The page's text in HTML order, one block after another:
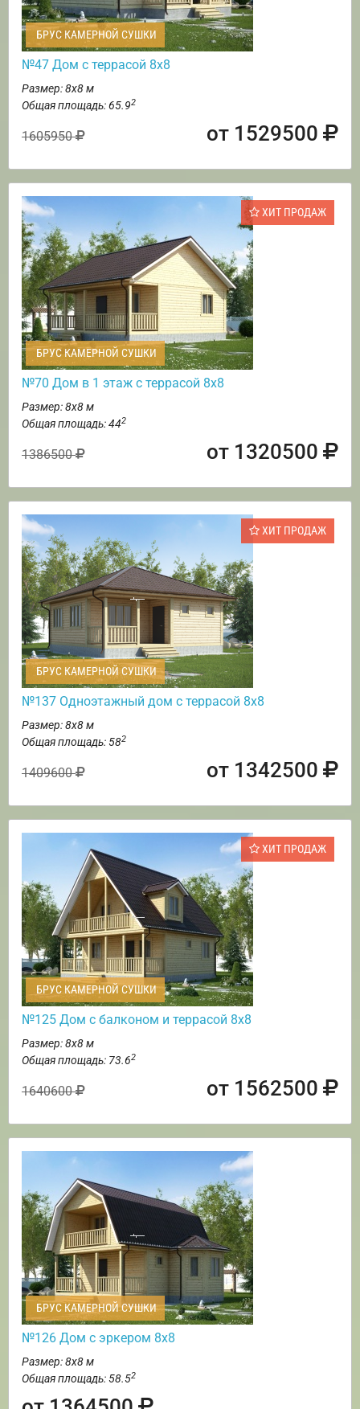
БРУС КАМЕРНОЙ СУШКИ
№47 Дом с террасой 8х8
Размер: 8х8 м
Общая площадь: 65.92
1605950 от 1529500
ХИТ ПРОДАЖ
БРУС КАМЕРНОЙ СУШКИ
№70 Дом в 1 этаж с террасой 8х8
Размер: 8х8 м
Общая площадь: 442
1386500 от 1320500
ХИТ ПРОДАЖ
БРУС КАМЕРНОЙ СУШКИ
№137 Одноэтажный дом с террасой 8х8
Размер: 8х8 м
Общая площадь: 582
1409600 от 1342500
ХИТ ПРОДАЖ
БРУС КАМЕРНОЙ СУШКИ
№125 Дом с балконом и террасой 8х8
Размер: 8х8 м
Общая площадь: 73.62
1640600 от 1562500
БРУС КАМЕРНОЙ СУШКИ
№126 Дом с эркером 8х8
Размер: 8х8 м
Общая площадь: 58.52